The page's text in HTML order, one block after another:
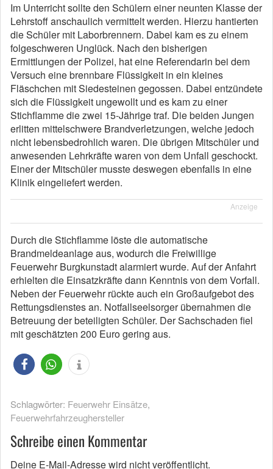
Im Unterricht sollte den Schülern einer neunten Klasse der
Lehrstoff anschaulich vermittelt werden. Hierzu hantierten
die Schüler mit Laborbrennern. Dabei kam es zu einem
folgeschweren Unglück. Nach den bisherigen
Ermittlungen der Polizei, hat eine Referendarin bei dem
Versuch eine brennbare Flüssigkeit in ein kleines
Fläschchen mit Siedesteinen gegossen. Dabei entzündete
sich die Flüssigkeit ungewollt und es kam zu einer
Stichflamme die zwei 15-Jährige traf. Die beiden Jungen
erlitten mittelschwere Brandverletzungen, welche jedoch
nicht lebensbedrohlich waren. Die übrigen Mitschüler und
anwesenden Lehrkräfte waren von dem Unfall geschockt.
Einer der Mitschüler musste deswegen ebenfalls in eine
Klinik eingeliefert werden.
Anzeige
Durch die Stichflamme löste die automatische
Brandmeldeanlage aus, wodurch die Freiwillige
Feuerwehr Burgkunstadt alarmiert wurde. Auf der Anfahrt
erhielten die Einsatzkräfte dann Kenntnis von dem Vorfall.
Neben der Feuerwehr rückte auch ein Großaufgebot des
Rettungsdienstes an. Notfallseelsorger übernahmen die
Betreuung der beteiligten Schüler. Der Sachschaden fiel
mit geschätzten 200 Euro gering aus.
Schlagwörter: Feuerwehr Einsätze,
Feuerwehrfahrzeughersteller
Schreibe einen Kommentar
Deine E-Mail-Adresse wird nicht veröffentlicht.